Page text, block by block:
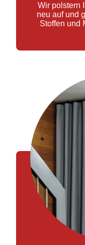
Wir polstern
neu auf und
Stoffen und